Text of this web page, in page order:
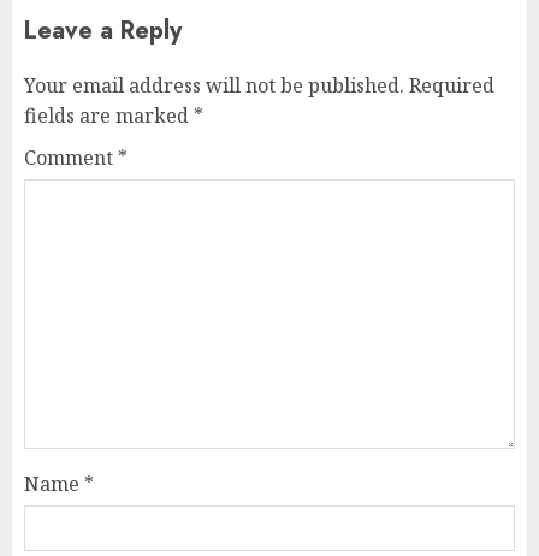
Leave a Reply
Your email address will not be published. Required
fields are marked *
Comment *
Name *